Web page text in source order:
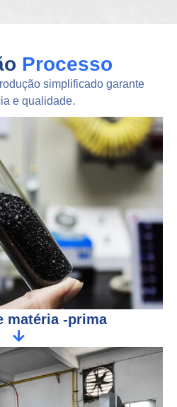
Processo
simplificado garante
e qualidade.
matéria -prima